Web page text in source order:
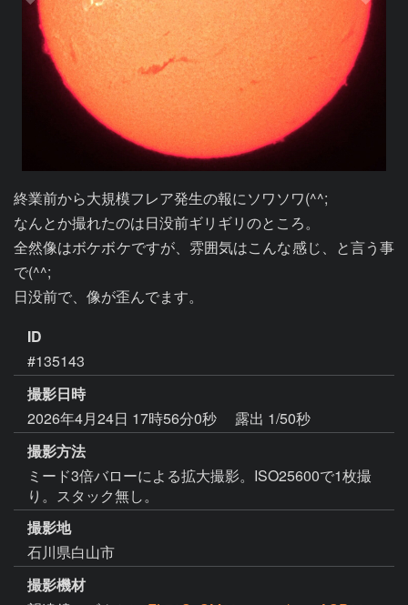
終業前から大規模フレア発生の報にソワソワ(^^;
なんとか撮れたのは日没前ギリギリのところ。
全然像はボケボケですが、雰囲気はこんな感じ、と言う事
で(^^;
日没前で、像が歪んでます。
ID
#135143
撮影日時
2026年4月24日 17時56分0秒
露出 1/50秒
撮影方法
ミード3倍バローによる拡大撮影。ISO25600で1枚撮
り。スタック無し。
撮影地
石川県白山市
撮影機材